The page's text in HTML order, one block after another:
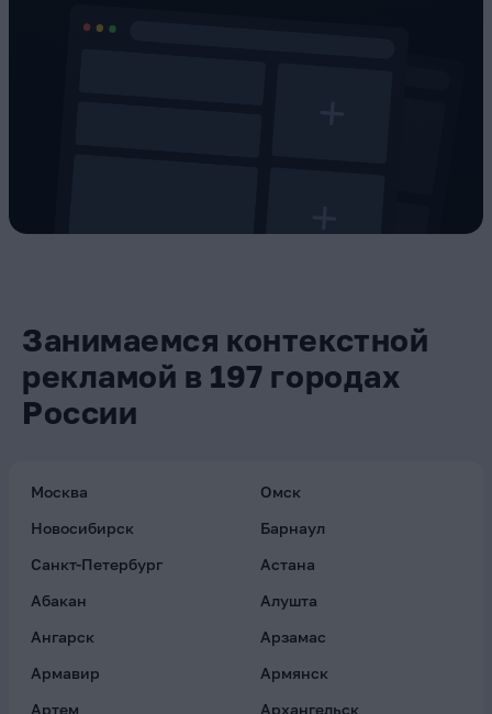
Занимаемся контекстной
рекламой в 197 городах
России
Москва
Омск
Новосибирск
Барнаул
Санкт-Петербург
Астана
Абакан
Алушта
Ангарск
Арзамас
Армавир
Армянск
Артем
Архангельск